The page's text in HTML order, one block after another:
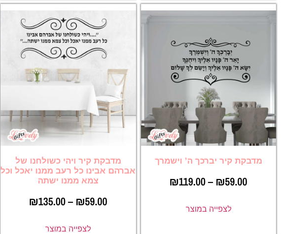
מדבקת קיר יברכך ה’ וישמרך
₪59.00
–
₪119.00
לצפייה במוצר
מדבקת קיר ויהי כשולחנו של
אברהם אבינו כל רעב ממנו יאכל וכל
צמא ממנו ישתה
₪59.00
–
₪135.00
לצפייה במוצר